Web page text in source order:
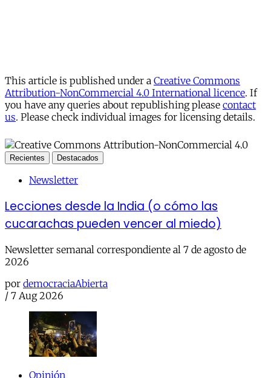
This article is published under a Creative Commons
Attribution-NonCommercial 4.0 International licence. If
you have any queries about republishing please contact
us. Please check individual images for licensing details.
Recientes Destacados
Newsletter
Lecciones desde la India (o cómo las
cucarachas pueden vencer al miedo)
Newsletter semanal correspondiente al 7 de agosto de
2026
por democraciaAbierta
/ 7 Aug 2026
Opinión